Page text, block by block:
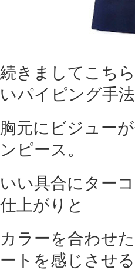
続きましてこち
いパイピング手
胸元にビジュー
ンピース。
いい具合にター
仕上がりと
カラーを合わせ
ートを感じさせ